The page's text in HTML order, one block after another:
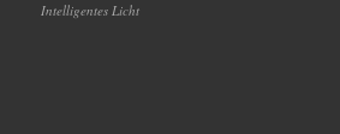
Intelligentes Licht